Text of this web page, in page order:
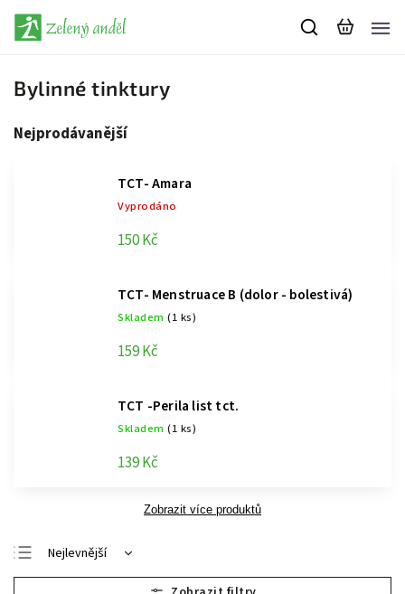
Bylinné tinktury
Nejprodávanější
TCT- Amara
Vyprodáno
150 Kč
TCT- Menstruace B (dolor - bolestivá)
Skladem (1 ks)
159 Kč
TCT -Perila list tct.
Skladem (1 ks)
139 Kč
Zobrazit více produktů
Nejlevnější
Nejdražší